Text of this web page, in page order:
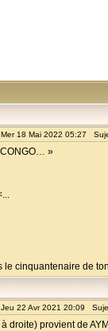
18 Mai 2022 05:27
CONGO… »
le cinquantenaire de
22 Avr 2021 20:09
droite) provient de